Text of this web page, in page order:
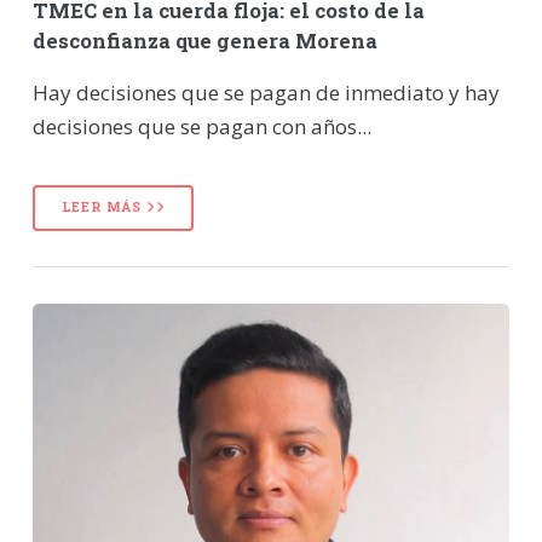
TMEC en la cuerda floja: el costo de la
desconfianza que genera Morena
Hay decisiones que se pagan de inmediato y hay
decisiones que se pagan con años...
LEER MÁS